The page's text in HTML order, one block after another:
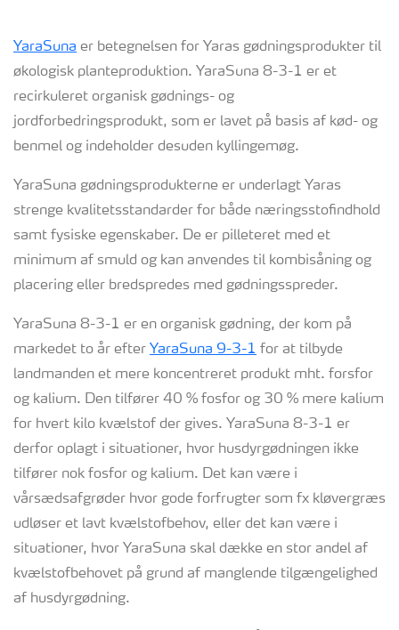
YaraSuna er betegnelsen for Yaras gødningsprodukter til
økologisk planteproduktion. YaraSuna 8-3-1 er et
recirkuleret organisk gødnings- og
jordforbedringsprodukt, som er lavet på basis af kød- og
benmel og indeholder desuden kyllingemøg.
YaraSuna gødningsprodukterne er underlagt Yaras
strenge kvalitetsstandarder for både næringsstofindhold
samt fysiske egenskaber. De er pilleteret med et
minimum af smuld og kan anvendes til kombisåning og
placering eller bredspredes med gødningsspreder.
YaraSuna 8-3-1 er en organisk gødning, der kom på
markedet to år efter YaraSuna 9-3-1 for at tilbyde
landmanden et mere koncentreret produkt mht. forsfor
og kalium. Den tilfører 40 % fosfor og 30 % mere kalium
for hvert kilo kvælstof der gives. YaraSuna 8-3-1 er
derfor oplagt i situationer, hvor husdyrgødningen ikke
tilfører nok fosfor og kalium. Det kan være i
vårsædsafgrøder hvor gode forfrugter som fx kløvergræs
udløser et lavt kvælstofbehov, eller det kan være i
situationer, hvor YaraSuna skal dække en stor andel af
kvælstofbehovet på grund af manglende tilgængelighed
af husdyrgødning.